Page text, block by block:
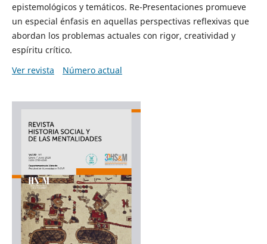
epistemológicos y temáticos. Re-Presentaciones promueve
un especial énfasis en aquellas perspectivas reflexivas que
abordan los problemas actuales con rigor, creatividad y
espíritu crítico.
Ver revista
Número actual